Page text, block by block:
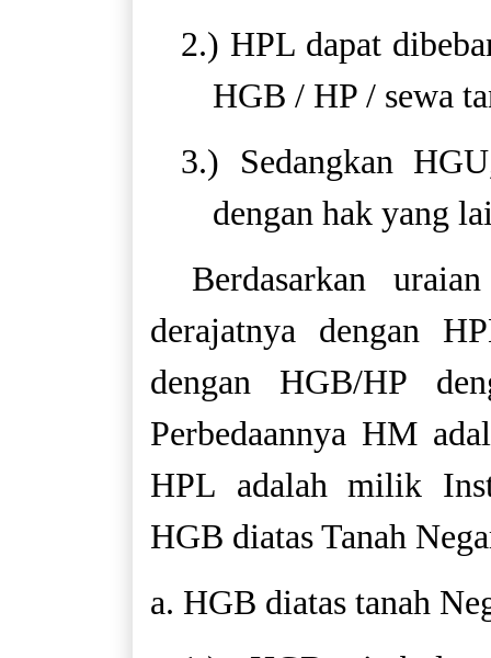
2.) HPL dapat
HGB / HP / sewa
3.) Sedangkan
dengan hak yang
Berdasarkan
derajatnya dengan
dengan HGB/HP
Perbedaannya HM
HPL adalah milik
HGB diatas Tanah
a. HGB diatas tanah